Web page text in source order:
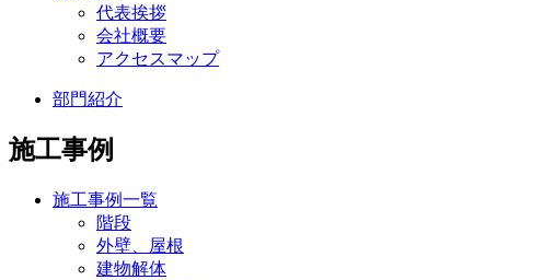
代表挨拶
会社概要
アクセスマップ
部門紹介
施工事例
施工事例一覧
階段
外壁、屋根
建物解体